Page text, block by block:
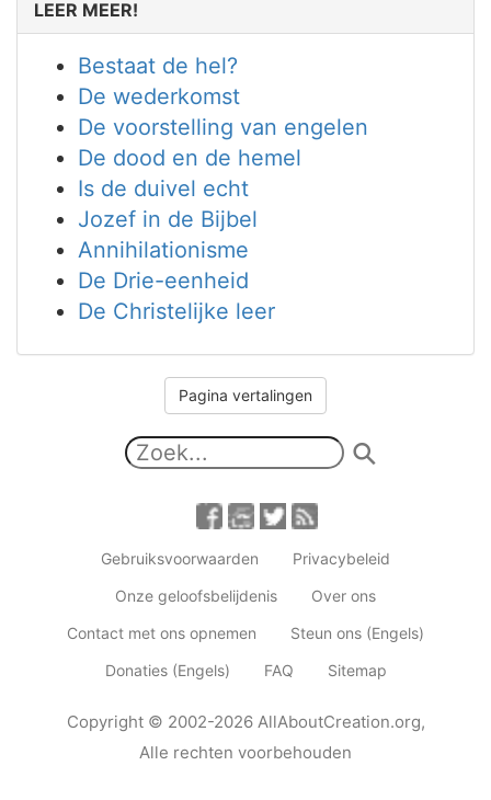
LEER MEER!
Bestaat de hel?
De wederkomst
De voorstelling van engelen
De dood en de hemel
Is de duivel echt
Jozef in de Bijbel
Annihilationisme
De Drie-eenheid
De Christelijke leer
Pagina vertalingen
Gebruiksvoorwaarden
Privacybeleid
Onze geloofsbelijdenis
Over ons
Contact met ons opnemen
Steun ons (Engels)
Donaties (Engels)
FAQ Sitemap
Copyright© 2002-2026 AllAboutCreation.org,
Alle rechten voorbehouden